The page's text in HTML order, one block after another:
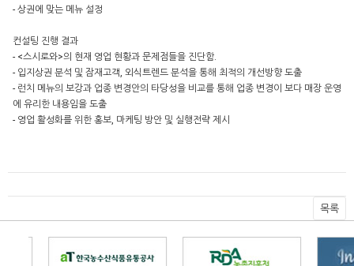
- 상권에 맞는 메뉴 설정
컨설팅 진행 결과
- <스시로와>의 현재 영업 현황과 문제점들을 진단함.
- 입지상권 분석 및 잠재고객, 외식트렌드 분석을 통해 최적의 개선방향 도출
- 런치 메뉴의 보강과 업종 변경안의 타당성을 비교를 통해 업종 변경이 보다 매장 운영
에 유리한 내용임을 도출
- 영업 활성화를 위한 홍보, 마케팅 방안 및 실행전략 제시
목록